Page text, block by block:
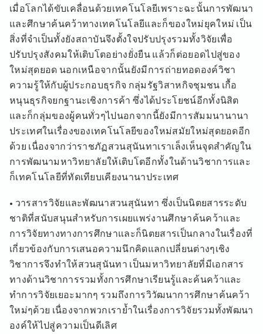
เมื่อโลกได้ขับเคลื่อนด้วยเทคโนโลยีเพราะฉะนั้นการพัฒนา
และศึกษาค้นคว้าทางเทคโนโลยีและก็ของใหม่ยุคใหม่ เป็น
สิ่งที่จำเป็นทั้งยังสถาบันจึงตั้งใจปรับปรุงรวมทั้งวิจัยเพื่อ
ปรับปรุงสังคมให้เติบโตอย่างยั่งยืน แล้วก็ต่อยอดไปสู่ของ
ใหม่สุดยอด นอกเหนือจากนั้นยังมีการถ่ายทอดองค์วิชา
ความรู้ให้กับผู้ประกอบธุรกิจ กลุ่มรัฐวิสาหกิจชุมชน เกื้อ
หนุนธุรกิจยกฐานะเชิงการค้า ซึ่งได้ประโยชน์อีกทั้งนิสิต
และก็กลุ่มของผู้คนทั่วๆไปนอกจากนี้ยังมีการสัมมนานานา
ประเทศในเรื่องของเทคโนโลยีของใหม่สมัยใหม่สุดยอดอีก
ด้วย เนื่องจากว่าราชภัฏสวนสุนันทาเราเล็งเห็นจุดสำคัญใน
การพัฒนามหาวิทยาลัยให้เติบโตอีกทั้งในด้านวิชาการและ
ก็เทคโนโลยีที่ทัดเทียบเคียงนานาประเทศ
• วารสารวิจัยและพัฒนาสวนสุนันทา ซึ่งเป็นนิตยสารระดับ
ชาติที่สนับสนุนสำหรับการเผยแพร่งานศึกษาค้นคว้าและ
การวิจัยทางทางการศึกษาและก็นิตยสารเป็นกลางในเรื่องที่
เกี่ยวข้องกับการเสนอความนึกคิดแลกเปลี่ยนต่างๆเชิง
วิชาการจึงทำให้สวนสุนันทา เป็นมหาวิทยาลัยที่มีเอกสาร
ทางด้านวิชาการรวมทั้งการศึกษาเรียนรู้และค้นคว้าและ
ทำการวิจัยเยอะมากๆ รวมถึงการวิวัฒนาการศึกษาค้นคว้า
ใหม่ๆด้วย เนื่องจากพวกเราย้ำในเรื่องการวิจัยรวมทั้งพัฒนา
องค์ให้ไปสู่ความเป็นดีเลิศ